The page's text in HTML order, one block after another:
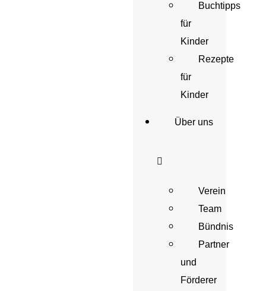
Buchtipps
für
Kinder
Rezepte
für
Kinder
Über uns
Verein
Team
Bündnis
Partner
und
Förderer